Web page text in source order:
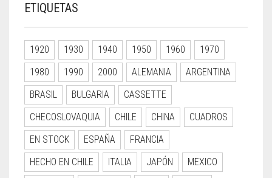
ETIQUETAS
1920 1930 1940 1950 1960
1970
1980
1990 2000 ALEMANIA
ARGENTINA
BRASIL
BULGARIA
CASSETTE
CHECOSLOVAQUIA
CHILE CHINA
CUADROS
EN STOCK
ESPAÑA
FRANCIA
HECHO EN CHILE
ITALIA JAPÓN
MEXICO